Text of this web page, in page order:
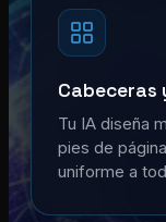
Cabeceras
Tu IA diseña
pies de
uniforme a